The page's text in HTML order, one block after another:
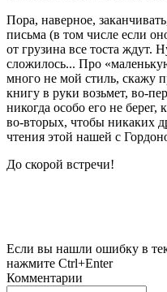
Пора, наверное,
письма (в том числе если
от грузина все тоста
сложилось... Про
много не мой стиль, скажу
книгу в руки возьмет, во-
никогда особо его не берег,
во-вторых, чтобы никаких
чтения этой нашей с
До скорой встречи!
Если вы нашли ошибку в
нажмите Ctrl+Enter
Комментарии